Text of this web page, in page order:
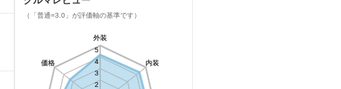
（「普通=3.0」が評価軸の基準です）
外装
内装
価格
2
3
4
5
外装
内装
価格
2
3
4
5